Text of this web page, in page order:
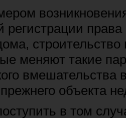
регистрации
меняют такие
объекта
в том